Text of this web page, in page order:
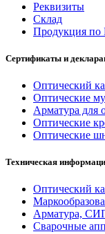
Реквизиты
Склад
Продукция по
Сертификаты и
Оптический
Оптические
Арматура для
Оптические
Оптические
Техническая
Оптический
Арматура,
Сварочные